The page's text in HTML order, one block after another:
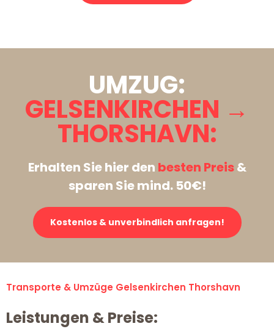
UMZUG:
GELSENKIRCHEN →
THORSHAVN:
Erhalten Sie hier den besten Preis&
sparen Sie mind. 50€!
Kostenlos & unverbindlich anfragen!
Transporte & Umzüge Gelsenkirchen Thorshavn
Leistungen & Preise: